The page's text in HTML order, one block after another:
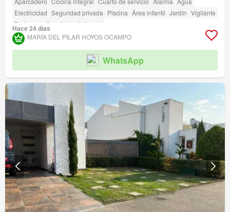
Electricidad Seguridad privada Piscina Área infantil Jardín Vigilante
Barbecue
Caseta de vigilancia
Hace 24 días
MARÍA DEL PILAR HOYOS OCAMPO
WhatsApp